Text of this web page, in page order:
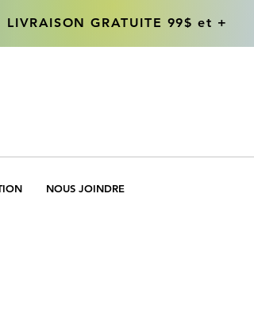
LIVRAISON GRATUITE 99$ et +
LIVRAISON GRATUITE 99$ et +
NOUS JOINDRE